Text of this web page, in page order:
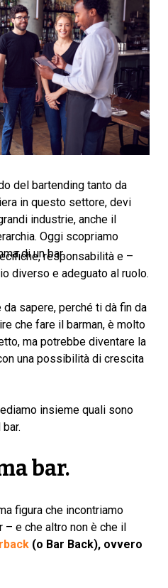
del bartending tanto da
in questo settore, devi
industrie, anche il
Oggi scopriamo
di un bar.responsabilità e –
diverso e adeguato al ruolo.
sapere, perché ti dà fin da
che fare il barman, è molto
ma potrebbe diventare la
una possibilità di crescita
insieme quali sono
bar.
figura che incontriamo
– e che altro non è che il
(o Bar Back), ovvero